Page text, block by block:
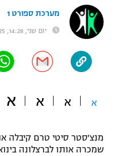
"מעל הליגה" –
"מחצית בשכונה" –
תקנון עבור פעילות
בני יהודה
היאבקות WWE
אופניים
פוטבול אמריקאי NFL
מערכת ספורט 1
יום שני, 14:28, 27.10.25
א א א א
מנצ'סטר סיטי טרם קיבלה